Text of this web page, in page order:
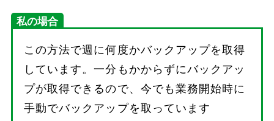
私の場合
この方法で週に何度かバックアップを取得
しています。一分もかからずにバックアッ
プが取得できるので、今でも業務開始時に
手動でバックアップを取っています